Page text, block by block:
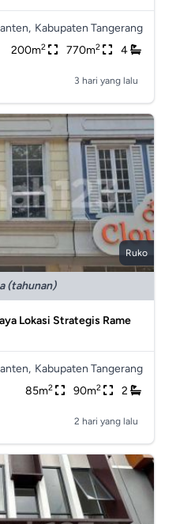
Kabupaten Tangerang
200m2 770m2 4
3 hari yang lalu
Ruko
(tahunan)
Lokasi Strategis Rame
Kabupaten Tangerang
85m2 90m2 2
2 hari yang lalu